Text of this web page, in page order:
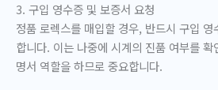
3. 구입 영수증 및 보증서 요청
정품 로렉스를 매입할 경우, 반드시 구입
합니다. 이는 나중에 시계의 진품 여부를
명서 역할을 하므로 중요합니다.